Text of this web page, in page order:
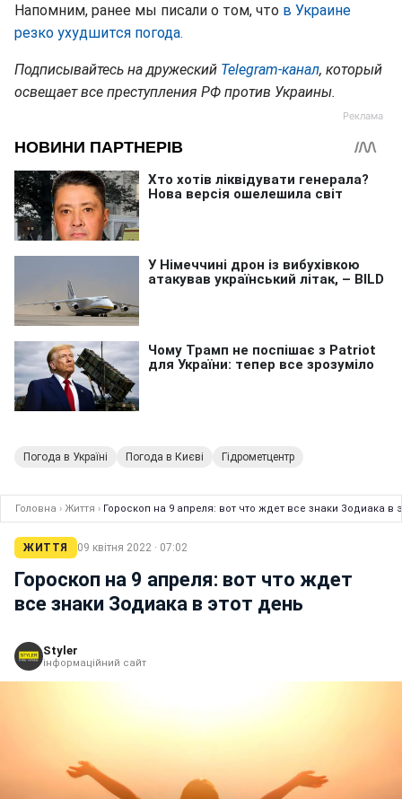
Напомним, ранее мы писали о том, что в Украине
резко ухудшится погода.
Подписывайтесь на дружеский Telegram-канал, который
освещает все преступления РФ против Украины.
Погода в Україні Погода в Києві Гідрометцентр
Головна › Життя › Гороскоп на 9 апреля: вот что ждет все знаки Зодиака в
ЖИТТЯ 09 квітня 2022 · 07:02
Гороскоп на 9 апреля: вот что ждет
все знаки Зодиака в этот день
Styler
інформаційний сайт